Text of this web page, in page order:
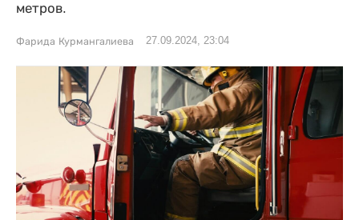
метров.
Фарида Курмангалиева 27.09.2024, 23:04